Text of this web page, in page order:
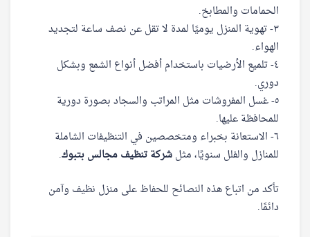
الحمامات والمطابخ.
٣- تهوية المنزل يوميًا لمدة لا تقل عن نصف ساعة لتجديد
الهواء.
٤- تلميع الأرضيات باستخدام أفضل أنواع الشمع وبشكل
دوري.
٥- غسل المفروشات مثل المراتب والسجاد بصورة دورية
للمحافظة عليها.
٦- الاستعانة بخبراء ومتخصصين في التنظيفات الشاملة
للمنازل والفلل سنويًا، مثلشركة تنظيف مجالس بتبوك.
تأكد من اتباع هذه النصائح للحفاظ على منزل نظيف وآمن
دائمًا.